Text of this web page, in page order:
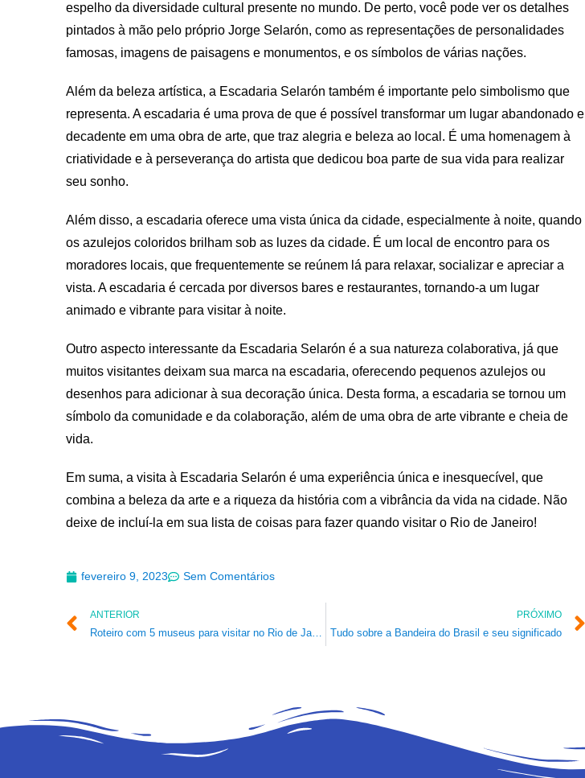
espelho da diversidade cultural presente no mundo. De perto, você pode ver os detalhes
pintados à mão pelo próprio Jorge Selarón, como as representações de personalidades
famosas, imagens de paisagens e monumentos, e os símbolos de várias nações.
Além da beleza artística, a Escadaria Selarón também é importante pelo simbolismo que
representa. A escadaria é uma prova de que é possível transformar um lugar abandonado e
decadente em uma obra de arte, que traz alegria e beleza ao local. É uma homenagem à
criatividade e à perseverança do artista que dedicou boa parte de sua vida para realizar
seu sonho.
Além disso, a escadaria oferece uma vista única da cidade, especialmente à noite, quando
os azulejos coloridos brilham sob as luzes da cidade. É um local de encontro para os
moradores locais, que frequentemente se reúnem lá para relaxar, socializar e apreciar a
vista. A escadaria é cercada por diversos bares e restaurantes, tornando-a um lugar
animado e vibrante para visitar à noite.
Outro aspecto interessante da Escadaria Selarón é a sua natureza colaborativa, já que
muitos visitantes deixam sua marca na escadaria, oferecendo pequenos azulejos ou
desenhos para adicionar à sua decoração única. Desta forma, a escadaria se tornou um
símbolo da comunidade e da colaboração, além de uma obra de arte vibrante e cheia de
vida.
Em suma, a visita à Escadaria Selarón é uma experiência única e inesquecível, que
combina a beleza da arte e a riqueza da história com a vibrância da vida na cidade. Não
deixe de incluí-la em sua lista de coisas para fazer quando visitar o Rio de Janeiro!
fevereiro 9, 2023 Sem Comentários
ANTERIOR
Roteiro com 5 museus para visitar no Rio de Janeiro
PRÓXIMO
Tudo sobre a Bandeira do Brasil e seu significado